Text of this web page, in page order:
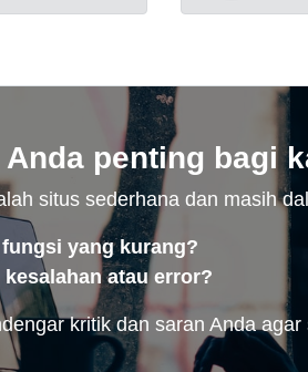
Anda penting bagi
situs sederhana dan masih
yang kurang?
kesalahan atau error?
kritik dan saran Anda